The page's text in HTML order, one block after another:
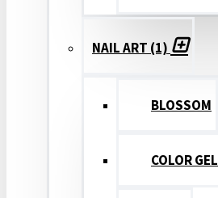
NAIL ART (1)
BLOSSOM
COLOR GEL